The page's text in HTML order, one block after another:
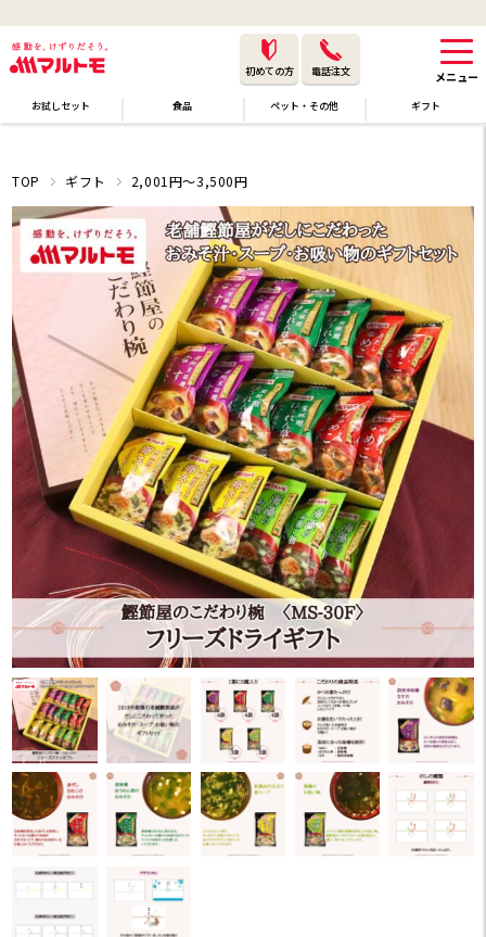
初めての方 電話注文
お試しセット 食品 ペット・その他 ギフト
TOP ギフト 2,001円〜3,500円